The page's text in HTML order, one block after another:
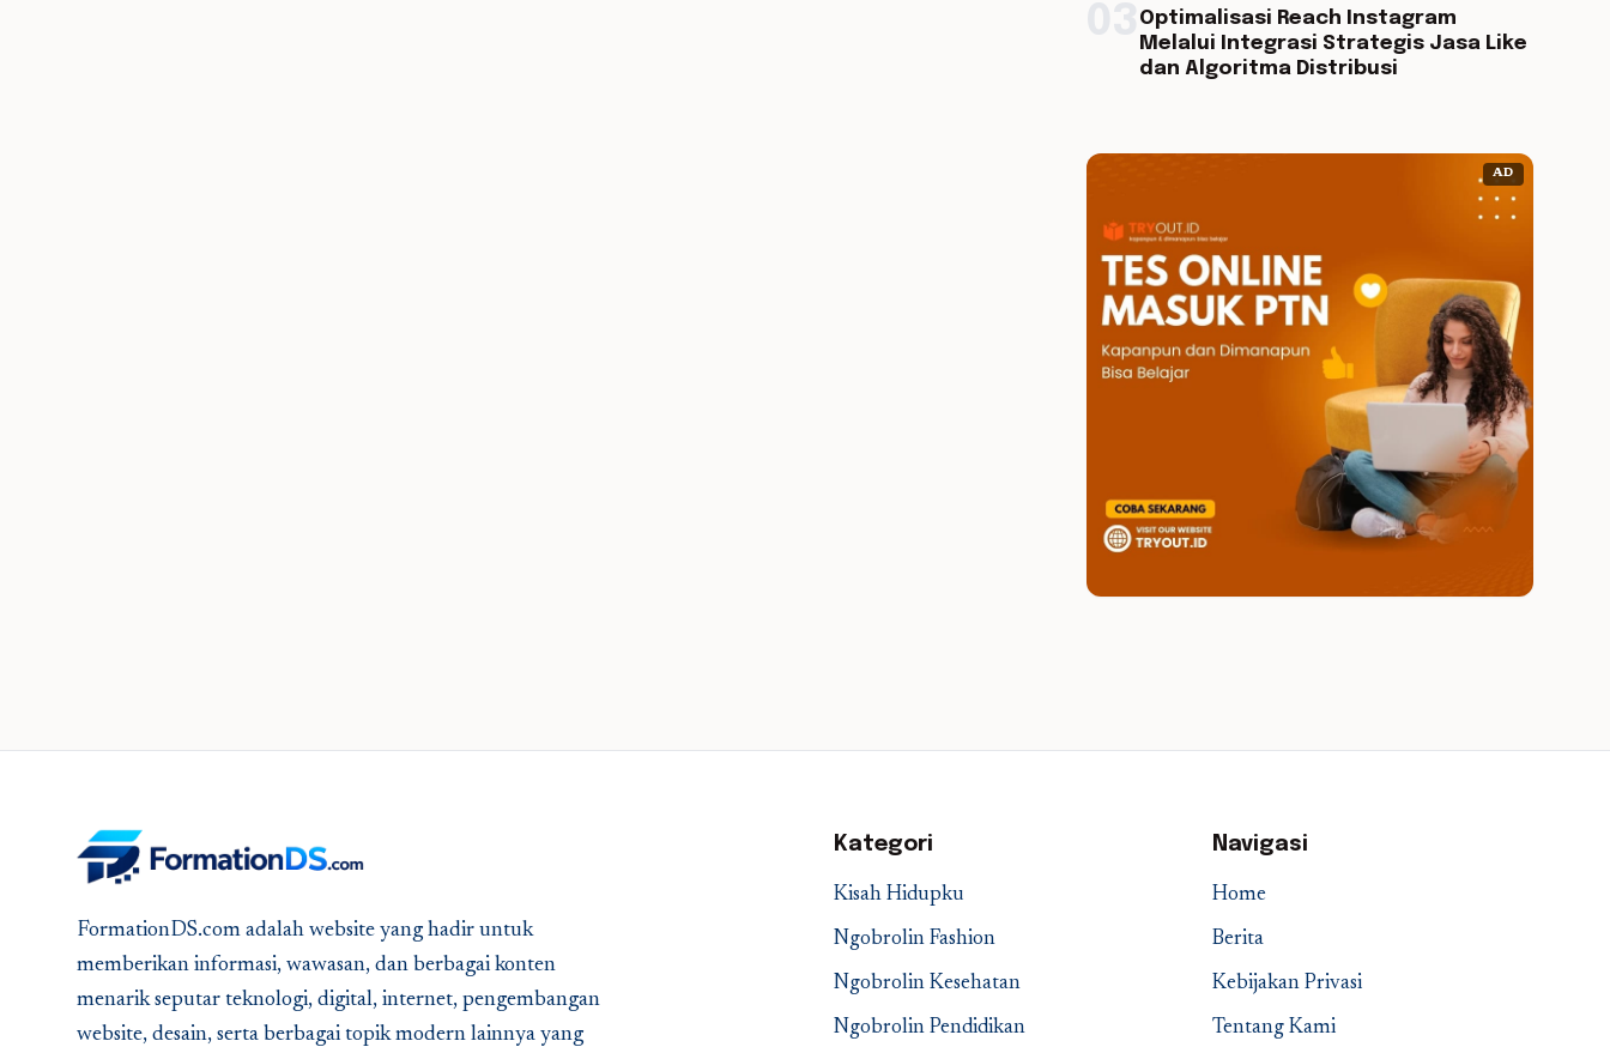
Optimalisasi Reach Instagram
Melalui Integrasi Strategis Jasa Like
dan Algoritma Distribusi
AD
FormationDS.com adalah website yang hadir untuk
memberikan informasi, wawasan, dan berbagai konten
menarik seputar teknologi, digital, internet, pengembangan
website, desain, serta berbagai topik modern lainnya yang
Kategori
Kisah Hidupku
Ngobrolin Fashion
Ngobrolin Kesehatan
Ngobrolin Pendidikan
Navigasi
Home
Berita
Kebijakan Privasi
Tentang Kami